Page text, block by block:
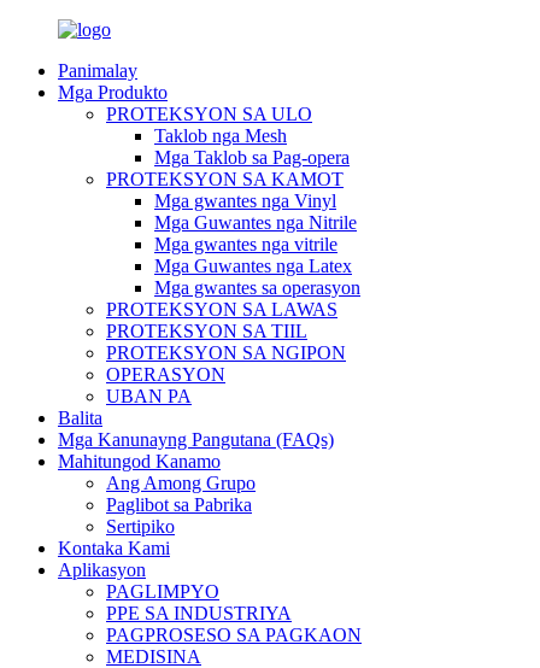
Panimalay
Mga Produkto
PROTEKSYON SA ULO
Taklob nga Mesh
Mga Taklob sa Pag-opera
PROTEKSYON SA KAMOT
Mga gwantes nga Vinyl
Mga Guwantes nga Nitrile
Mga gwantes nga vitrile
Mga Guwantes nga Latex
Mga gwantes sa operasyon
PROTEKSYON SA LAWAS
PROTEKSYON SA TIIL
PROTEKSYON SA NGIPON
OPERASYON
UBAN PA
Balita
Mga Kanunayng Pangutana (FAQs)
Mahitungod Kanamo
Ang Among Grupo
Paglibot sa Pabrika
Sertipiko
Kontaka Kami
Aplikasyon
PAGLIMPYO
PPE SA INDUSTRIYA
PAGPROSESO SA PAGKAON
MEDISINA